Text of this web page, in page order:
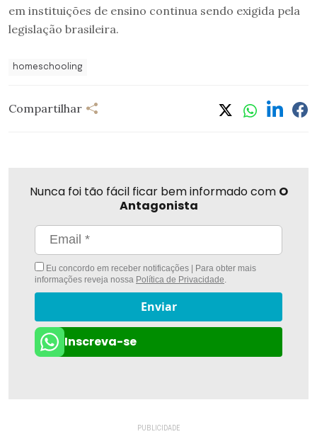
em instituições de ensino continua sendo exigida pela
legislação brasileira.
homeschooling
Compartilhar
Nunca foi tão fácil ficar bem informado com O
Antagonista
Eu concordo em receber notificações | Para obter mais
informações reveja nossa Política de Privacidade.
Enviar
Inscreva-se